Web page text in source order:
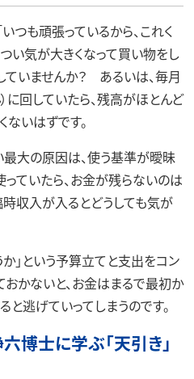
つも頑張っているから、これく
い気が大きくなって買い物をし
ていませんか？ あるいは、毎月
に回していたら、残高がほとんど
いはずです。
大の原因は、使う基準が曖昧
ていたら、お金が残らないのは
時収入が入るとどうしても気が
」という予算立てと支出をコン
おかないと、お金はまるで最初か
と逃げていってしまうのです。
博士に学ぶ「天引き」